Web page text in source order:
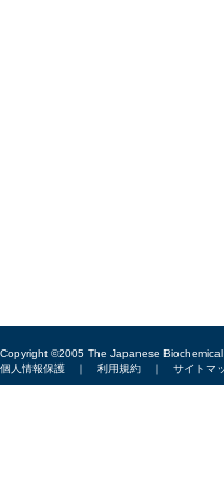
Copyright ©2005 The Japanese
個人情報保護 ｜ 利用規約 ｜ サイトマ